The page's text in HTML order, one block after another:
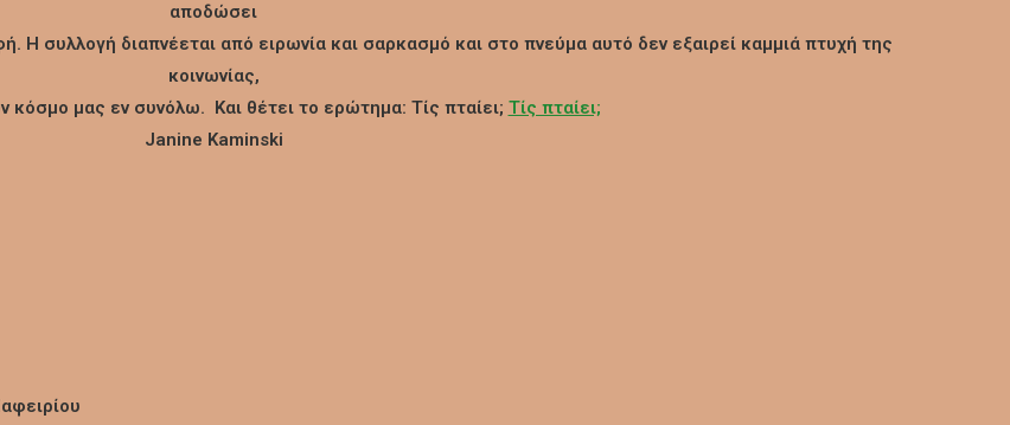
αποδώσει
Η συλλογή διαπνέεται από ειρωνία και σαρκασμό και στο πνεύμα αυτό δεν εξαιρεί καμμιά πτυχή της
κοινωνίας,
κόσμο μας εν συνόλω. Και θέτει το ερώτημα: Τίς πταίει; Τίς πταίει;
Janine Kaminski